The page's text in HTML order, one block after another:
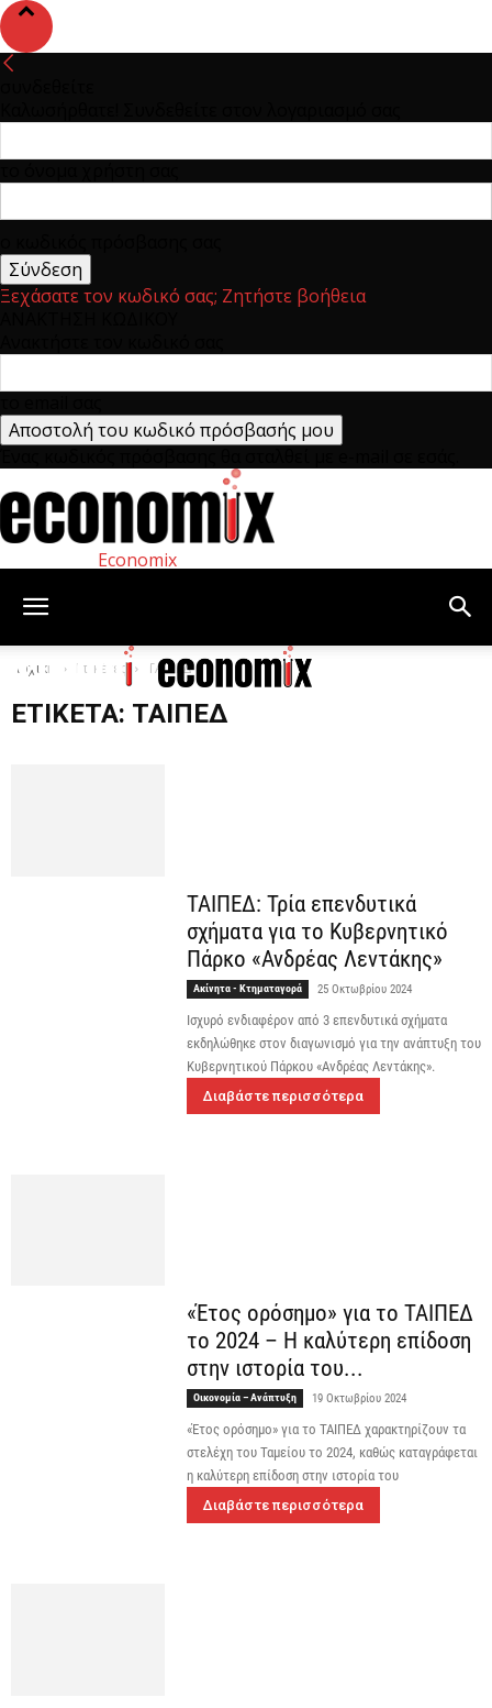
Ξεχάσατε τον κωδικό σας; Ζητήστε βοήθεια
Economix
Αρχική Ετικέτες ΤΑΙΠΕΔ
ΕΤΙΚΈΤΑ: ΤΑΙΠΕΔ
ΤΑΙΠΕΔ: Τρία επενδυτικά
σχήματα για το Κυβερνητικό
Πάρκο «Ανδρέας Λεντάκης»
Ακίνητα - Κτηματαγορά 25 Οκτωβρίου 2024
Ισχυρό ενδιαφέρον από 3 επενδυτικά σχήματα
εκδηλώθηκε στον διαγωνισμό για την ανάπτυξη του
Κυβερνητικού Πάρκου «Ανδρέας Λεντάκης».
Διαβάστε περισσότερα
«Έτος ορόσημο» για το ΤΑΙΠΕΔ
το 2024 – Η καλύτερη επίδοση
στην ιστορία του...
Οικονομία – Ανάπτυξη 19 Οκτωβρίου 2024
«Έτος ορόσημο» για το ΤΑΙΠΕΔ χαρακτηρίζουν τα
στελέχη του Ταμείου το 2024, καθώς καταγράφεται
η καλύτερη επίδοση στην ιστορία του
Διαβάστε περισσότερα